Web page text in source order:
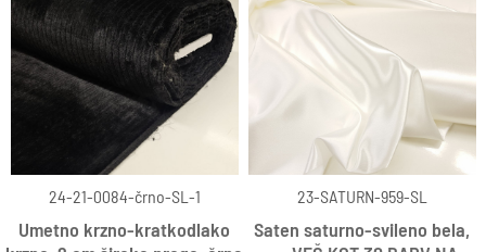
24-21-0084-črno-SL-1
Umetno krzno-kratkodlako
23-SATURN-959-SL
Saten saturno-svileno bela,